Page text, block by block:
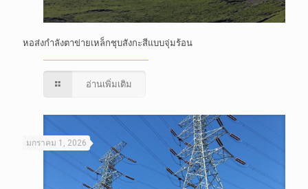
หอส่งกำลังตาข่ายเหล็กชุบสังกะสีแบบจุ่มร้อน
อ่านเพิ่มเติม
มกราคม 1, 2026